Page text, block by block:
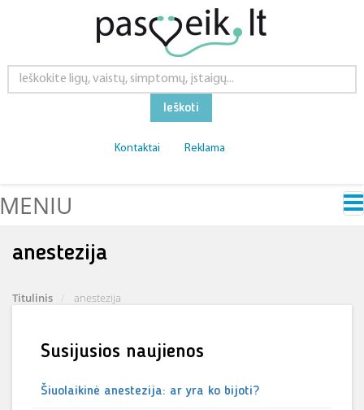
Ieškoti
Kontaktai Reklama
MENIU
anestezija
Titulinis anestezija
Susijusios naujienos
Šiuolaikinė anestezija: ar yra ko bijoti?